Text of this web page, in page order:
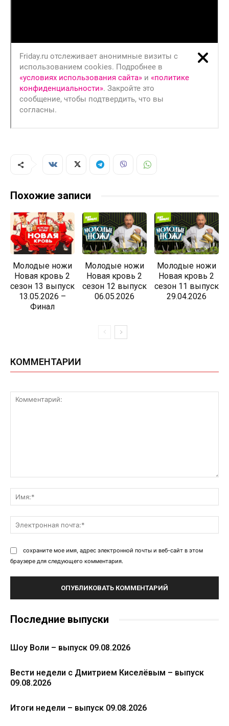
Похожие записи
Молодые ножи
Новая кровь 2
сезон 13 выпуск
13.05.2026 –
Финал
Молодые ножи
Новая кровь 2
сезон 12 выпуск
06.05.2026
Молодые ножи
Новая кровь 2
сезон 11 выпуск
29.04.2026
КОММЕНТАРИИ
сохраните мое имя, адрес электронной почты и веб-сайт в этом
браузере для следующего комментария.
Последние выпуски
Шоу Воли – выпуск 09.08.2026
Вести недели с Дмитрием Киселёвым – выпуск
09.08.2026
Итоги недели – выпуск 09.08.2026